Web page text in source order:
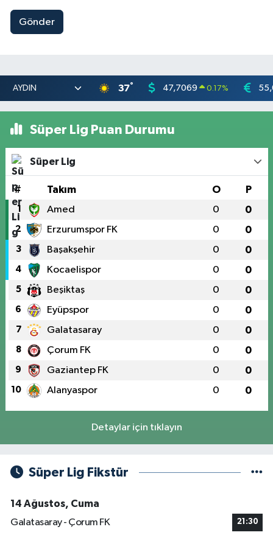
Gönder
37° 47,7069 0.17%
Süper Lig Puan Durumu
Süper Lig
# Takım O P
1 Amed 0 0
2 Erzurumspor FK 0 0
3 Başakşehir 0 0
4 Kocaelispor 0 0
5 Beşiktaş 0 0
6 Eyüpspor 0 0
7 Galatasaray 0 0
8 Çorum FK 0 0
9 Gaziantep FK 0 0
10 Alanyaspor 0 0
Detaylar için tıklayın
Süper Lig Fikstür
14 Ağustos, Cuma
Galatasaray - Çorum FK
21:30